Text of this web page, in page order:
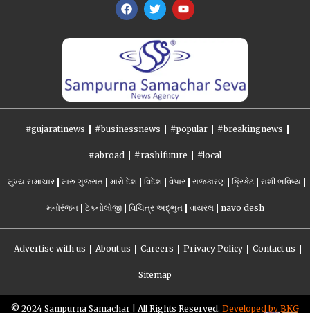
#gujaratinews #businessnews #popular #breakingnews
#abroad #rashifuture #local
મુખ્ય સમાચાર મારુ ગુજરાત મારો દેશ વિદેશ વેપાર રાજકારણ ક્રિકેટ રાશી ભવિષ્ય
મનોરંજન ટેકનોલોજી વિચિત્ર અદ્ભુત વાયરલ navo desh
Advertise with us About us Careers Privacy Policy Contact us
Sitemap
©️ 2024 Sampurna Samachar | All Rights Reserved. Developed by BKG